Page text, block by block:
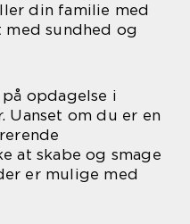
din familie med
sundhed og
opdagelse i
Uanset om du er en
at skabe og smage
er mulige med